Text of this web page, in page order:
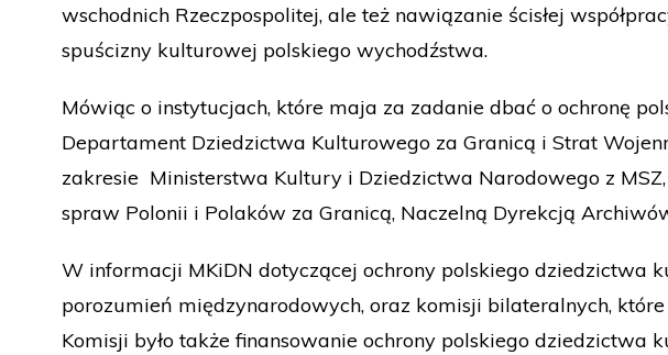
wschodnich Rzeczpospolitej, ale też nawiązanie ścisłej
spuścizny kulturowej polskiego wychodźstwa.
Mówiąc o instytucjach, które maja za zadanie dbać o ochronę
Departament Dziedzictwa Kulturowego za Granicą i Strat
zakresie Ministerstwa Kultury i Dziedzictwa Narodowego z
spraw Polonii i Polaków za Granicą, Naczelną Dyrekcją
W informacji MKiDN dotyczącej ochrony polskiego dziedzictwa
porozumień międzynarodowych, oraz komisji bilateralnych,
Komisji było także finansowanie ochrony polskiego